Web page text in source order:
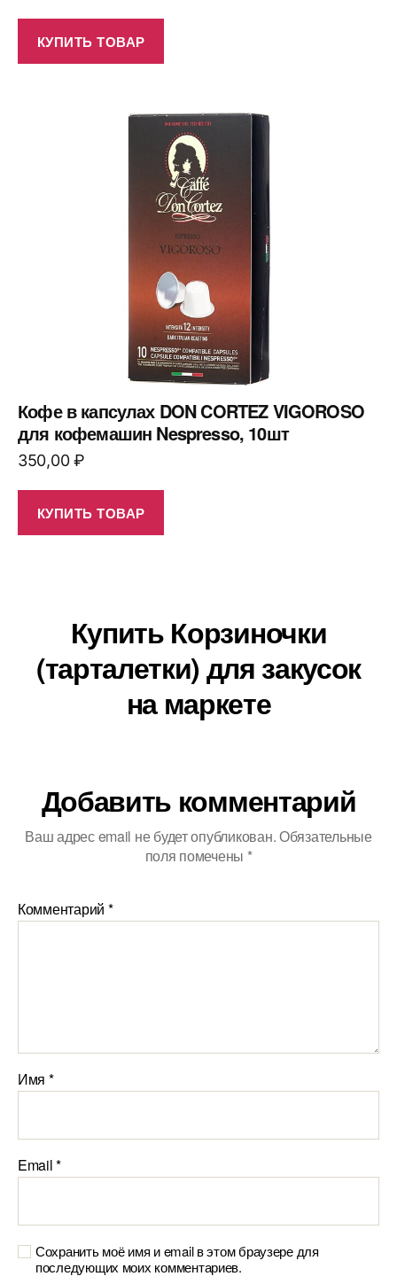
КУПИТЬ ТОВАР
Кофе в капсулах DON CORTEZ VIGOROSO
для кофемашин Nespresso, 10шт
350,00₽
КУПИТЬ ТОВАР
Купить Корзиночки
(тарталетки) для закусок
на маркете
Добавить комментарий
Ваш адрес email не будет опубликован.Обязательные
поля помечены *
Комментарий *
Имя *
Email*
Сохранить моё имя и email в этом браузере для
последующих моих комментариев.